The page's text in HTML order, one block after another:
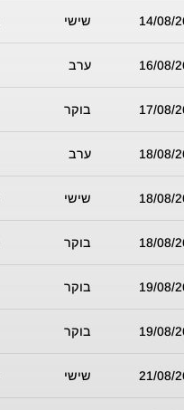
14/08/ שישי
16/08/ ערב
17/08/ בוקר
18/08/ ערב
18/08/ שישי
18/08/ בוקר
19/08/ בוקר
19/08/ בוקר
21/08/ שישי